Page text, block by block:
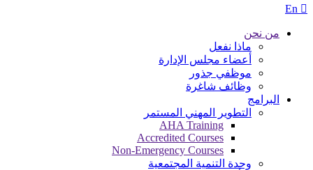
من نحن
ماذا نفعل
أعضاء مجلس الإدارة
موظفي جذور
وظائف شاغرة
البرامج
التطوير المهني المستمر
AHA Training
Accredited Courses
Non-Emergency Courses
وحدة التنمية المجتمعية